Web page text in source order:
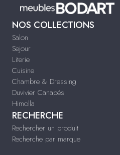
NOS COLLECTIONS
Salon
Sejour
Literie
Cuisine
Chambre & Dressing
Duvivier Canapés
Himolla
RECHERCHE
Rechercher un produit
Recherche par marque